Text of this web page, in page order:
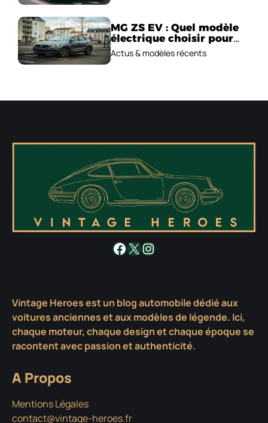
MG ZS EV : Quel modèle
électrique choisir pour
2026 ?
Actus & modèles récents
Facebook
X Instagram
Vintage Heroes est un blog automobile dédié aux
voitures anciennes et aux modèles de légende. Ici,
chaque moteur, chaque design et chaque époque se
racontent avec passion et authenticité.
A Propos
Mentions Légales
contact@vintage-heroes.fr